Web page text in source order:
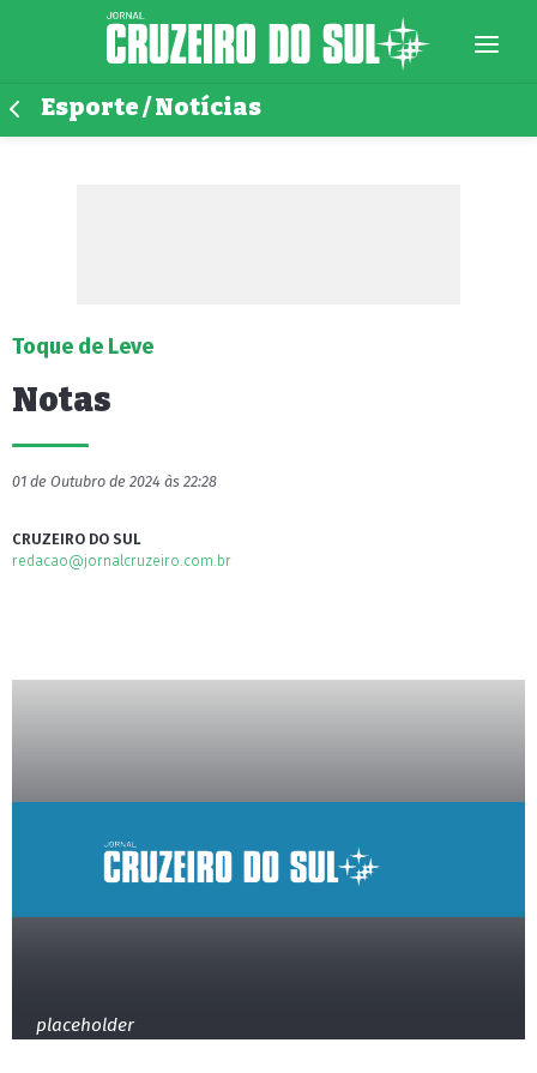
Esporte / Notícias
Toque de Leve
Notas
01 de Outubro de 2024 às 22:28
CRUZEIRO DO SUL
redacao@jornalcruzeiro.com.br
placeholder